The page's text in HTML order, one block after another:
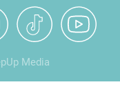
Media